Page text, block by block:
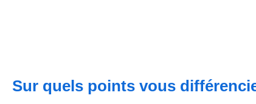
Sur quels points vous